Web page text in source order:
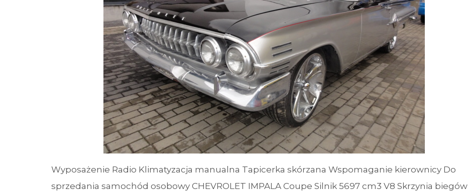
Wyposażenie Radio Klimatyzacja manualna Tapicerka skórzana Wspomaganie kierownicy Do
sprzedania samochód osobowy CHEVROLET IMPALA Coupe Silnik 5697 cm3 V8 Skrzynia biegów